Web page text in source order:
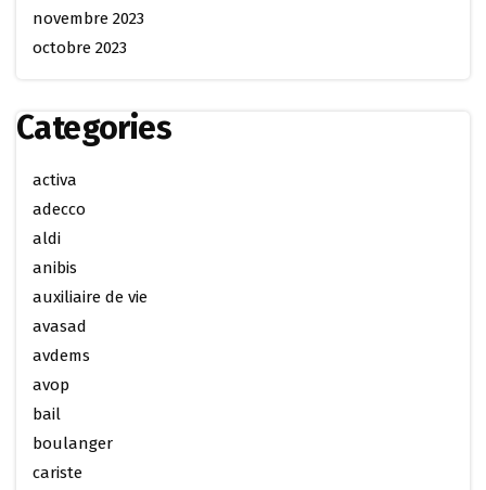
novembre 2023
octobre 2023
Categories
activa
adecco
aldi
anibis
auxiliaire de vie
avasad
avdems
avop
bail
boulanger
cariste